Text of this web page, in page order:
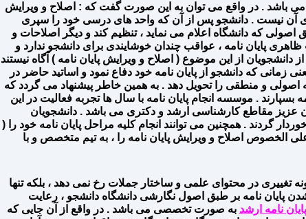
می باشد . در واقع می توان به این صورت گفت که : اصلاح و ویرایش
آن نیست . دانشجو پس از آن که واحد های درسی خود را سپری
اصولی که دانشگاه اعلام می نماید ، تنظیم کند و دیگر اصلاحات و
ظاهری پایان نامه ، عواقب چندان خوشایندی برای دانشجو ندارد و
از این موضوع ( اصلاح و ویرایش پایان نامه ) آگاه نیستند
زمانی که دانشجو از پایان نامه خود دفاع نمود و اساتید حاضر در
اصولی و منطقی را تحویل دهد . به همین خاطر پیشنهاد می گردد که
. موسسه انجام پایان نامه با سال ها تجربه فعالیت در این
عزیز مقاطع کارشناسی ارشد و دکتری می باشد . دانشجویان
گردند . همچنین می توانند انجام کلیه مراحل پایان نامه خود را (
، علی الخصوص اصلاح و ویرایش پایان نامه را ، به تیم متخصص و با
تغییری در محتوای علمی و ساختار جملات رخ نمی دهد ، بلکه تنها
پایان نامه بر طبق اصول نگارشی دانشگاه دانشجو ، رعایت
نامه ارشد به صورت تخصصی می باشد . در واقع از آن جایی که